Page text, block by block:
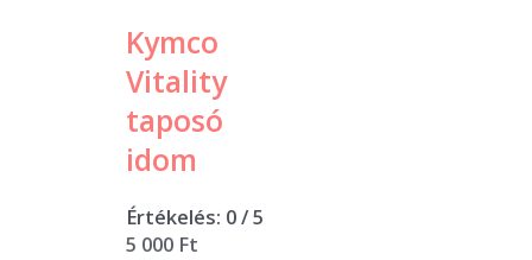
Kymco
Vitality
taposó
idom
Értékelés: 0/ 5
5 000 Ft